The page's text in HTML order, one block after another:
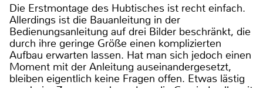
Die Erstmontage des Hubtisches ist recht einfach.
Allerdings ist die Bauanleitung in der
Bedienungsanleitung auf drei Bilder beschränkt, die
durch ihre geringe Größe einen komplizierten
Aufbau erwarten lassen. Hat man sich jedoch einen
Moment mit der Anleitung auseinandergesetzt,
bleiben eigentlich keine Fragen offen. Etwas lästig